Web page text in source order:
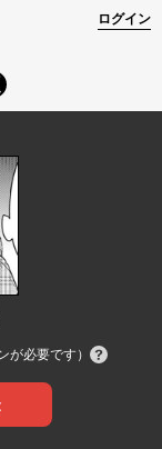
ログイン
が必要です）